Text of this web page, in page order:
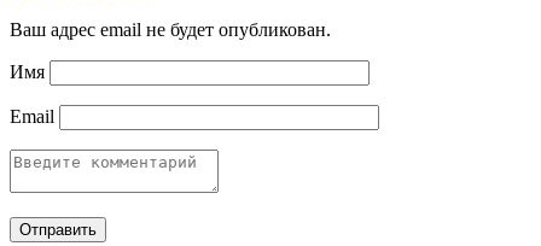
Ваш адрес email не будет опубликован.
Имя
Email